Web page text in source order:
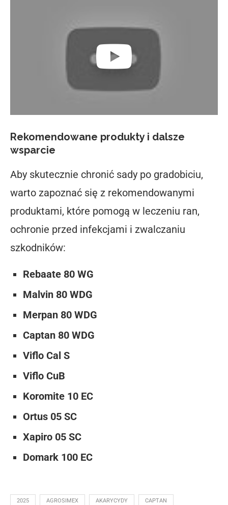
Rekomendowane produkty i dalsze
wsparcie
Aby skutecznie chronić sady po gradobiciu,
warto zapoznać się z rekomendowanymi
produktami, które pomogą w leczeniu ran,
ochronie przed infekcjami i zwalczaniu
szkodników:
Rebaate 80 WG
Malvin 80 WDG
Merpan 80 WDG
Captan 80 WDG
Viflo Cal S
Viflo CuB
Koromite 10 EC
Ortus 05 SC
Xapiro 05 SC
Domark 100 EC
2025 AGROSIMEX AKARYCYDY CAPTAN